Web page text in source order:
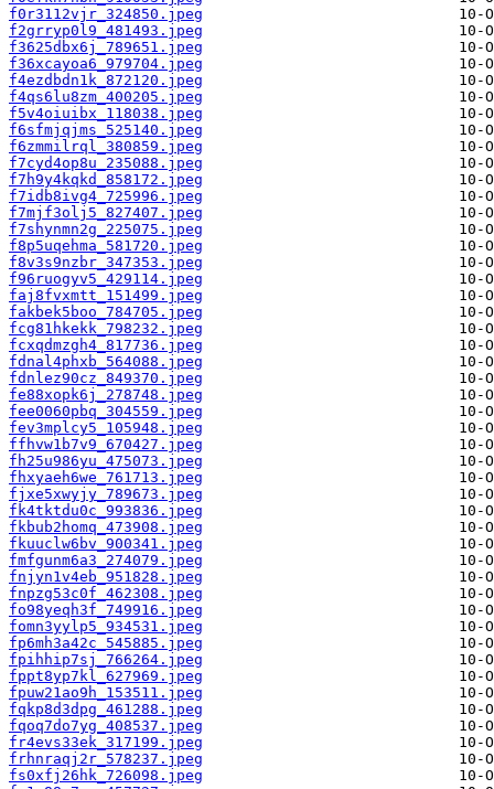
f0r3112vjr_324850.jpeg
f2grryp0l9_481493.jpeg
f3625dbx6j_789651.jpeg
f36xcayoa6_979704.jpeg
f4ezdbdn1k_872120.jpeg
f4qs6lu8zm_400205.jpeg
f5v4oiuibx_118038.jpeg
f6sfmjqjms_525140.jpeg
f6zmmilrql_380859.jpeg
f7cyd4op8u_235088.jpeg
f7h9y4kqkd_858172.jpeg
f7idb8ivg4_725996.jpeg
f7mjf3olj5_827407.jpeg
f7shynmn2g_225075.jpeg
f8p5uqehma_581720.jpeg
f8v3s9nzbr_347353.jpeg
f96ruogyv5_429114.jpeg
faj8fvxmtt_151499.jpeg
fakbek5boo_784705.jpeg
fcg81hkekk_798232.jpeg
fcxqdmzgh4_817736.jpeg
fdnal4phxb_564088.jpeg
fdnlez90cz_849370.jpeg
fe88xopk6j_278748.jpeg
fee0060pbq_304559.jpeg
fev3mplcy5_105948.jpeg
ffhvw1b7v9_670427.jpeg
fh25u986yu_475073.jpeg
fhxyaeh6we_761713.jpeg
fjxe5xwyjy_789673.jpeg
fk4tktdu0c_993836.jpeg
fkbub2homq_473908.jpeg
fkuuclw6bv_900341.jpeg
fmfgunm6a3_274079.jpeg
fnjyn1v4eb_951828.jpeg
fnpzg53c0f_462308.jpeg
fo98yeqh3f_749916.jpeg
fomn3yylp5_934531.jpeg
fp6mh3a42c_545885.jpeg
fpihhip7sj_766264.jpeg
fppt8yp7kl_627969.jpeg
fpuw21ao9h_153511.jpeg
fqkp8d3dpg_461288.jpeg
fqoq7do7yg_408537.jpeg
fr4evs33ek_317199.jpeg
frhnraqj2r_578237.jpeg
fs0xfj26hk_726098.jpeg